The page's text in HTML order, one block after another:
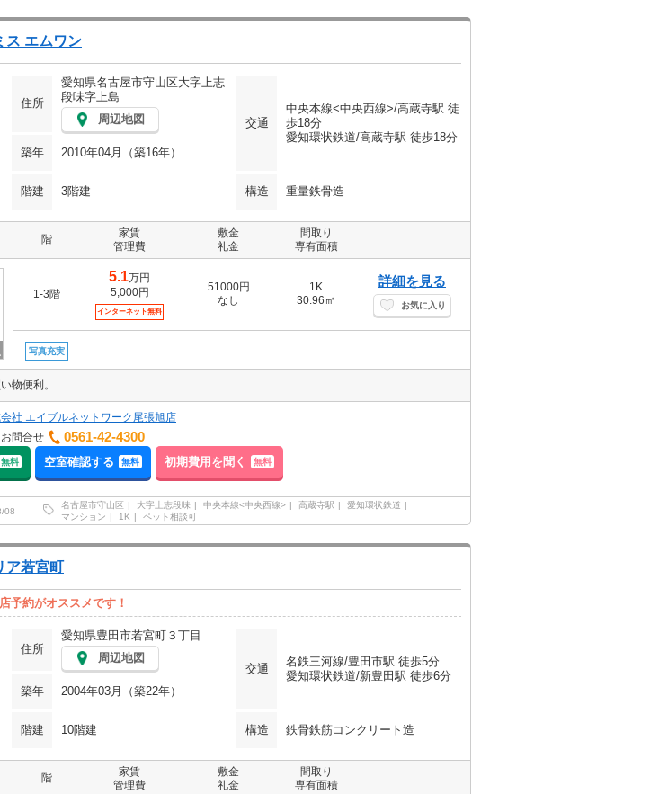
ス エムワン
住所
愛知県名古屋市守山区大字上志
段味字上島
周辺地図
交通
中央本線<中央西線>/高蔵寺駅 徒
歩18分
愛知環状鉄道/高蔵寺駅 徒歩18分
築年
2010年04月（築16年）
階建 3階建 構造 重量鉄骨造
階
家賃
管理費
敷金
礼金
間取り
専有面積
1-3階
5.1万円
5,000円
インターネット無料
51000円
なし
1K
30.96㎡
詳細を見る
お気に入り
写真充実
物便利。
社 エイブルネットワーク尾張旭店
問合せ
0561-42-4300
無料 空室確認する 無料 初期費用を聞く 無料
08
名古屋市守山区 大字上志段味 中央本線<中央西線> 高蔵寺駅
愛知環状鉄道
マンション
1K ペット相談可
ア若宮町
予約がオススメです！
住所
愛知県豊田市若宮町３丁目
周辺地図
交通
名鉄三河線/豊田市駅 徒歩5分
愛知環状鉄道/新豊田駅 徒歩6分
築年
2004年03月（築22年）
階建 10階建 構造 鉄骨鉄筋コンクリート造
階
家賃
管理費
敷金
礼金
間取り
専有面積